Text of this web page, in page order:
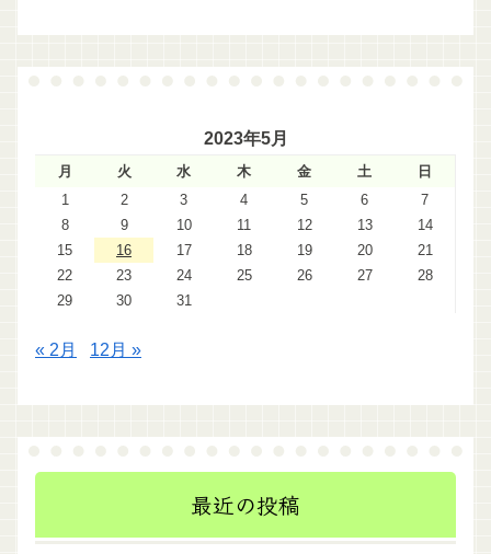
2023年5月
月 火 水 木 金 土
日
1
2 3 4 5 6
7
8
9 10 11 12 13
14
15
16 17 18 19 20
21
22
23 24 25 26 27
28
29
30 31
« 2月 12月 »
最近の投稿